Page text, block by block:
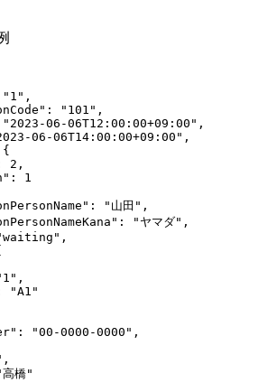
" 1 " ,
: " 101 " ,
" 2023-06-06T12:00:00+09:00 " ,
06-06T14:00:00+09:00 " ,
2 ,
: 1
: " 山田 " ,
: " ヤマダ" ,
waiting " ,
1 " ,
"A1 "
: "00-0000-0000 " ,
,
高橋"